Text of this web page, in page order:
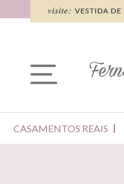
CASAMENTOS REAIS